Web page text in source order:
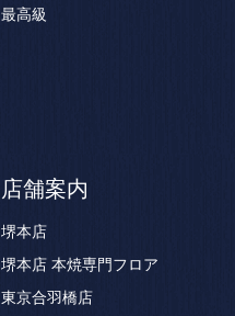
最高級
店舗案内
堺本店
堺本店 本焼専門フロア
東京合羽橋店